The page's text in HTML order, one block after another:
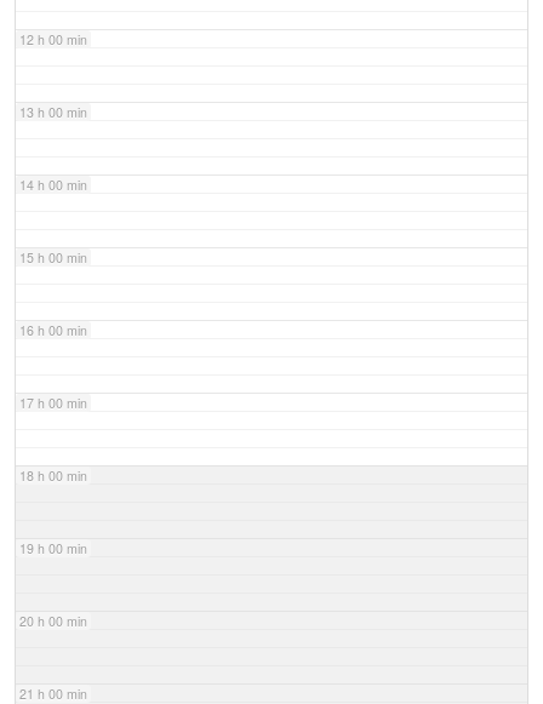
12 h 00 min
13 h 00 min
14 h 00 min
15 h 00 min
16 h 00 min
17 h 00 min
18 h 00 min
19 h 00 min
20 h 00 min
21 h 00 min